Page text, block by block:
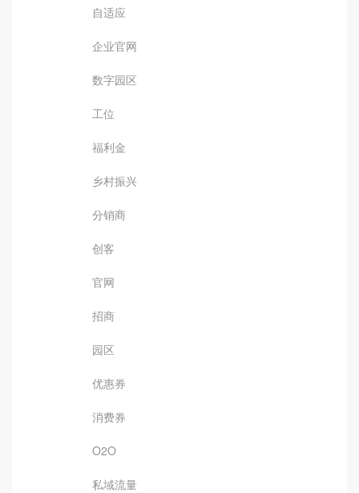
自适应
企业官网
数字园区
工位
福利金
乡村振兴
分销商
创客
官网
招商
园区
优惠券
消费券
O2O
私域流量